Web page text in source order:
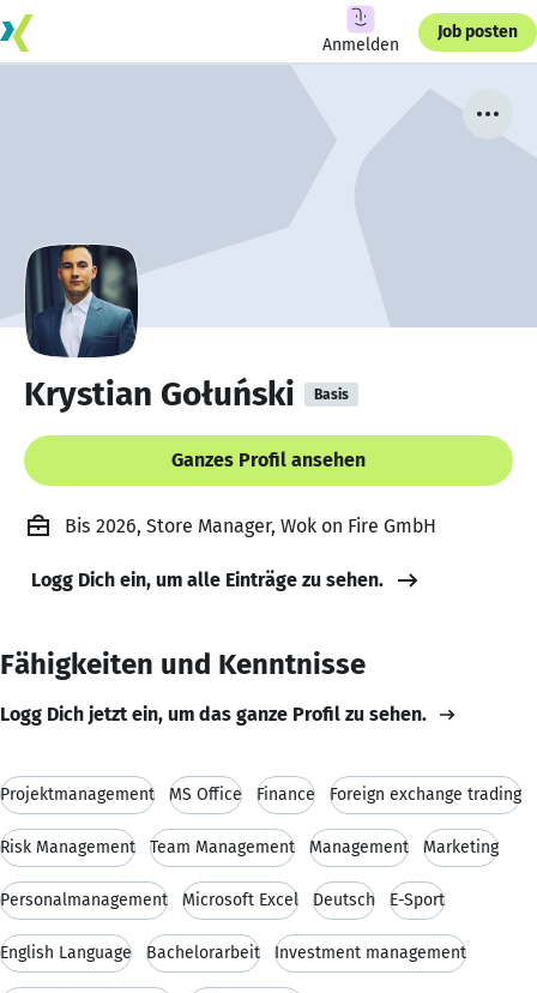
Anmelden
Job posten
Krystian Gołuński Basis
Ganzes Profil ansehen
Bis 2026, Store Manager, Wok on Fire GmbH
Logg Dich ein, um alle Einträge zu sehen.
Fähigkeiten und Kenntnisse
Logg Dich jetzt ein, um das ganze Profil zu sehen.
Projektmanagement MS Office Finance Foreign exchange trading
Risk Management Team Management Management Marketing
Personalmanagement Microsoft Excel Deutsch E-Sport
English Language Bachelorarbeit Investment management